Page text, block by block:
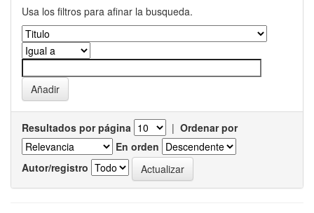
Usa los filtros para afinar la busqueda.
Resultados por página | Ordenar por
En orden
Autor/registro